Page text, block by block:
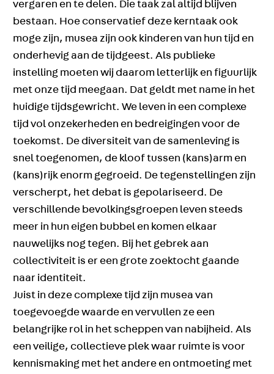
vergaren en te delen. Die taak zal altijd blijven
bestaan. Hoe conservatief deze kerntaak ook
moge zijn, musea zijn ook kinderen van hun tijd en
onderhevig aan de tijdgeest. Als publieke
instelling moeten wij daarom letterlijk en figuurlijk
met onze tijd meegaan. Dat geldt met name in het
huidige tijdsgewricht. We leven in een complexe
tijd vol onzekerheden en bedreigingen voor de
toekomst. De diversiteit van de samenleving is
snel toegenomen, de kloof tussen (kans)arm en
(kans)rijk enorm gegroeid. De tegenstellingen zijn
verscherpt, het debat is gepolariseerd. De
verschillende bevolkingsgroepen leven steeds
meer in hun eigen bubbel en komen elkaar
nauwelijks nog tegen. Bij het gebrek aan
collectiviteit is er een grote zoektocht gaande
naar identiteit.
Juist in deze complexe tijd zijn musea van
toegevoegde waarde en vervullen ze een
belangrijke rol in het scheppen van nabijheid. Als
een veilige, collectieve plek waar ruimte is voor
kennismaking met het andere en ontmoeting met